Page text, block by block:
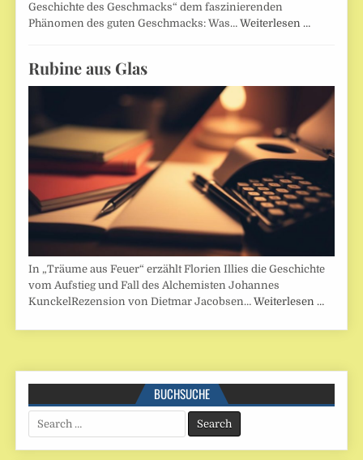
Geschichte des Geschmacks“ dem faszinierenden
Phänomen des guten Geschmacks: Was…Weiterlesen …
Rubine aus Glas
In „Träume aus Feuer“ erzählt Florien Illies die Geschichte
vom Aufstieg und Fall des Alchemisten Johannes
KunckelRezension von Dietmar Jacobsen…Weiterlesen …
BUCHSUCHE
Search
for: